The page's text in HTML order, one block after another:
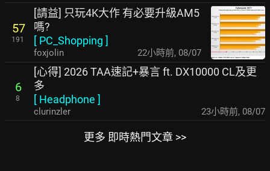
57
191
[請益] 只玩4K大作 有必要升級AM5
嗎?
[ PC_Shopping ]
foxjolin 22小時前, 08/07
6
8
[心得] 2026 TAA速記+暴言 ft. DX10000 CL及更
多
[ Headphone ]
clurinzler 23小時前, 08/07
更多 即時熱門文章 >>